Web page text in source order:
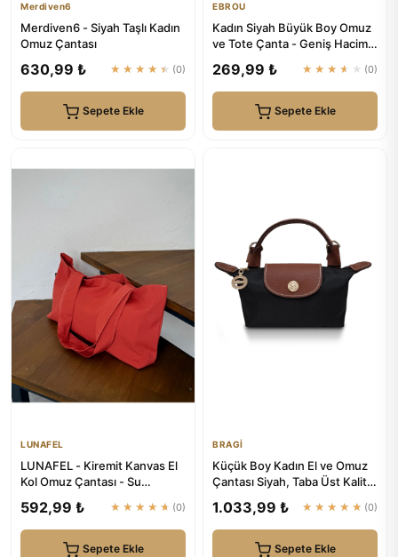
Merdiven6
Merdiven6 - Siyah Taşlı Kadın
Omuz Çantası
630,99 ₺ ★★★★★ (0)
Sepete Ekle
EBROU
Kadın Siyah Büyük Boy Omuz
ve Tote Çanta - Geniş Hacim |
269,99 ₺ ★★★★★ (0)
Sepete Ekle
LUNAFEL
LUNAFEL - Kiremit Kanvas El
Kol Omuz Çantası - Su
E...
592,99 ₺ ★★★★★ (0)
Sepete Ekle
BRAGİ
Küçük Boy Kadın El ve Omuz
Çantası Siyah, Taba Üst Kalite
1.033,99 ₺ ★★★★★ (0)
Sepete Ekle